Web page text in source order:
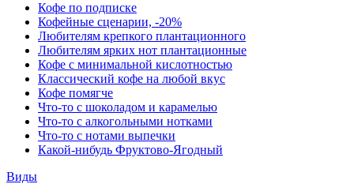
Кофе по подписке
Кофейные сценарии, -20%
Любителям крепкого плантационного
Любителям ярких нот плантационные
Кофе с минимальной кислотностью
Классический кофе на любой вкус
Кофе помягче
Что-то с шоколадом и карамелью
Что-то с алкогольными нотками
Что-то с нотами выпечки
Какой-нибудь Фруктово-Ягодный
Виды